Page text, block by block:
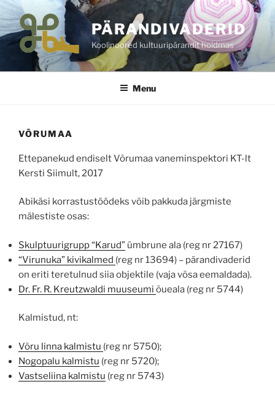
Skip
to
content
PÄRANDIVADERID
Koolinoored kultuuripärandit hoidmas
Menu
VÕRUMAA
Ettepanekud endiselt Võrumaa vaneminspektori KT-lt
Kersti Siimult, 2017
Abikäsi korrastustöödeks võib pakkuda järgmiste
mälestiste osas:
Skulptuurigrupp “Karud” ümbrune ala (reg nr 27167)
“Virunuka” kivikalmed (reg nr 13694) – pärandivaderid
on eriti teretulnud siia objektile (vaja võsa eemaldada).
Dr. Fr. R. Kreutzwaldi muuseumi õueala (reg nr 5744)
Kalmistud, nt:
Võru linna kalmistu (reg nr 5750);
Nogopalu kalmistu (reg nr 5720);
Vastseliina kalmistu (reg nr 5743)